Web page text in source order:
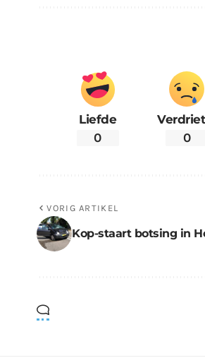
Liefde
0 0
VORIG ARTIKEL
Kop-staart botsing in